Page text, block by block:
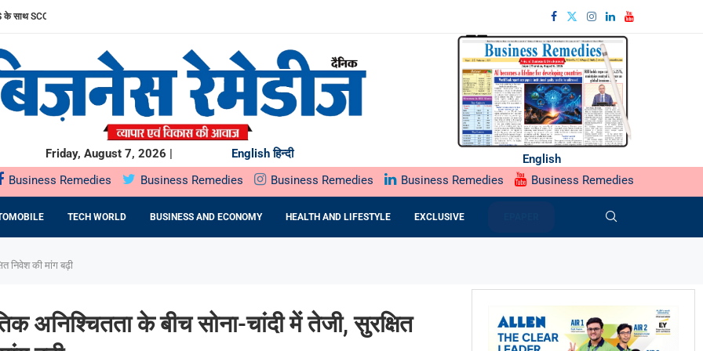
साथ SCORPIO-N के अनुभव को और बेहतर बनाया
पब्लिक ऑफरिंग (IPO) सोमवार, 10 अगस्त, 2026 को खुलेगा
सार्वजनिक निर्गम सोमवार,...
MR. RAKSHIT SINGHAL ON...
सरकार के साथ...
PLAZA में...
प्रतिष्ठित राज्य...
ने...
Friday, August 7, 2026 | English हिन्दी
English
Business Remedies Business Remedies Business Remedies Business Remedies Business Remedies
TECH WORLD BUSINESS AND ECONOMY HEALTH AND LIFESTYLE EXCLUSIVE
निवेश की मांग बढ़ी
अनिश्चितता के बीच सोना-चांदी में तेजी, सुरक्षित